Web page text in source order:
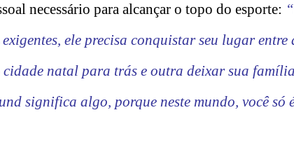
necessário para alcançar o topo do esporte:
ele precisa conquistar seu lugar entre
cidade natal para trás e outra deixar sua
significa algo, porque neste mundo, você só